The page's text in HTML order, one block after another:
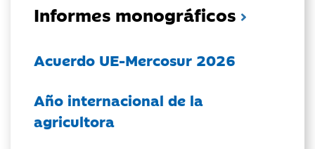
Informes monográficos
Acuerdo UE-Mercosur 2026
Año internacional de la
agricultora